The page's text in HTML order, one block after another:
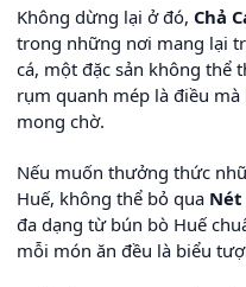
Không dừng lại ở đó, Chả
trong những nơi mang lại
cá, một đặc sản không thể
rụm quanh mép là điều
mong chờ.
Nếu muốn thưởng thức
Huế, không thể bỏ qua Nét
đa dạng từ bún bò Huế
mỗi món ăn đều là biểu